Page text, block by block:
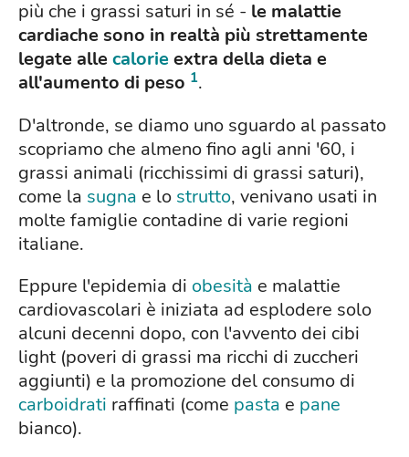
più che i grassi saturi in sé - le malattie
cardiache sono in realtà più strettamente
legate allecalorieextra della dieta e
all'aumento di peso 1.
D'altronde, se diamo uno sguardo al passato
scopriamo che almeno fino agli anni '60, i
grassi animali (ricchissimi di grassi saturi),
come la sugna e lo strutto, venivano usati in
molte famiglie contadine di varie regioni
italiane.
Eppure l'epidemia di obesità e malattie
cardiovascolari è iniziata ad esplodere solo
alcuni decenni dopo, con l'avvento dei cibi
light (poveri di grassi ma ricchi di zuccheri
aggiunti) e la promozione del consumo di
carboidrati raffinati (come pasta e pane
bianco).